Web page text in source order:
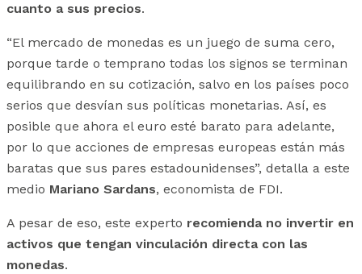
cuanto a sus precios.
“El mercado de monedas es un juego de suma cero,
porque tarde o temprano todas los signos se terminan
equilibrando en su cotización, salvo en los países poco
serios que desvían sus políticas monetarias. Así, es
posible que ahora el euro esté barato para adelante,
por lo que acciones de empresas europeas están más
baratas que sus pares estadounidenses”, detalla a este
medio Mariano Sardans, economista de FDI.
A pesar de eso, este experto recomienda no invertir en
activos que tengan vinculación directa con las
monedas.